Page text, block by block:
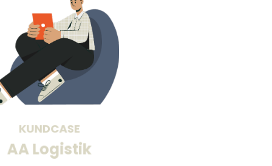
KUNDCASE
AA Logistik
här känns som vägen framåt. Att jobba
jätte jättebra. Det är helt rätt att ta det
ställe vilket känns så mycket bättre